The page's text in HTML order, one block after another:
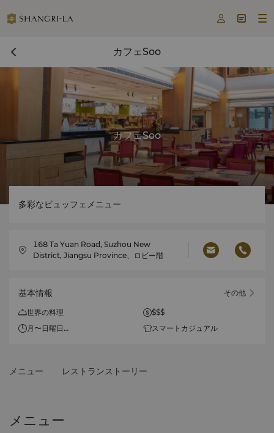
  
カフェSoo
カフェSoo
多彩なビュッフェメニュー
168 Ta Yuan Road, Suzhou New
District, Jiangsu Province、ロビー階
基本情報 その他
世界の料理
$$$
月〜日曜日
スマートカジュアル
メニュー レストランストーリー
メニュー